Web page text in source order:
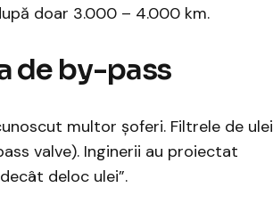
doar 3.000 – 4.000 km.
de by-pass
multor șoferi. Filtrele de ulei
valve). Inginerii au proiectat
deloc ulei”.